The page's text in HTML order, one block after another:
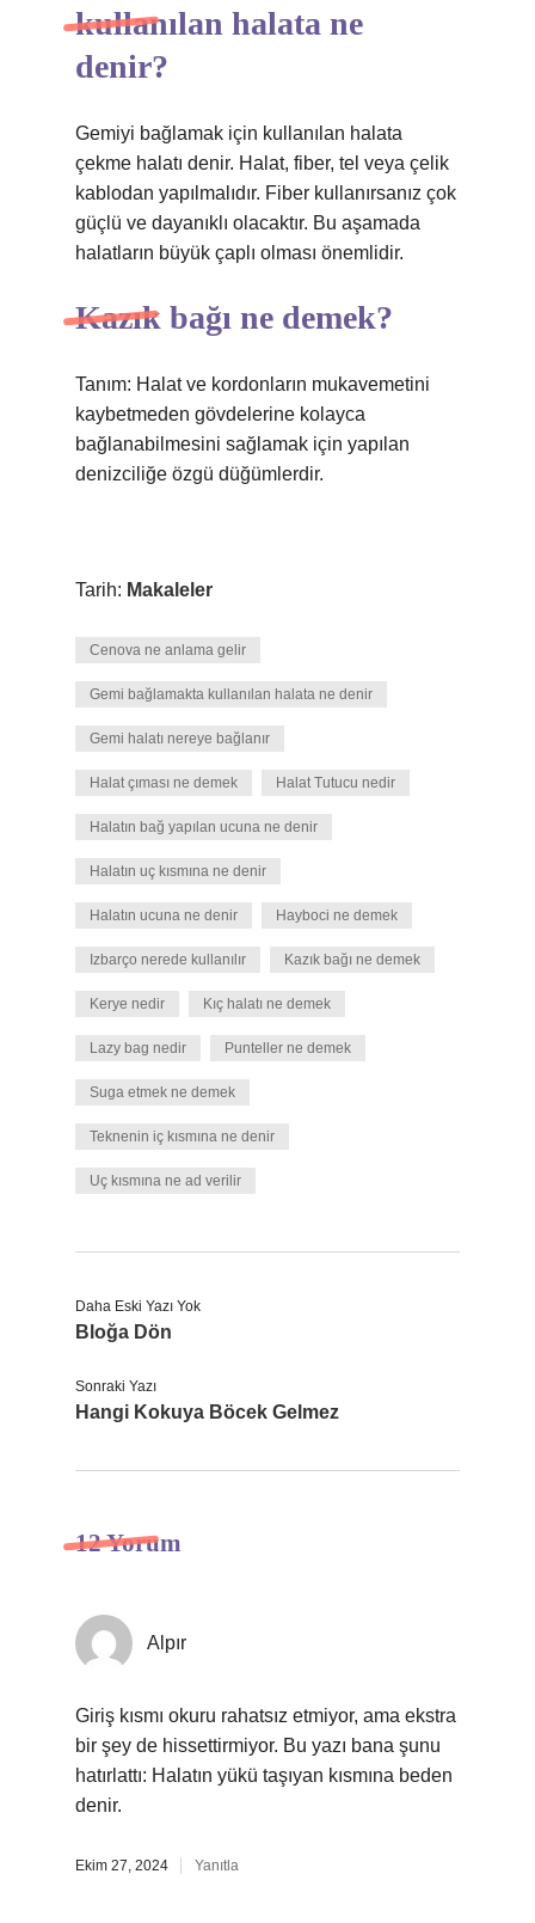
kullanılan halata ne
denir?
Gemiyi bağlamak için kullanılan halata
çekme halatı denir. Halat, fiber, tel veya çelik
kablodan yapılmalıdır. Fiber kullanırsanız çok
güçlü ve dayanıklı olacaktır. Bu aşamada
halatların büyük çaplı olması önemlidir.
Kazık bağı ne demek?
Tanım: Halat ve kordonların mukavemetini
kaybetmeden gövdelerine kolayca
bağlanabilmesini sağlamak için yapılan
denizciliğe özgü düğümlerdir.
Tarih: Makaleler
Cenova ne anlama gelir
Gemi bağlamakta kullanılan halata ne denir
Gemi halatı nereye bağlanır
Halat çıması ne demek Halat Tutucu nedir
Halatın bağ yapılan ucuna ne denir
Halatın uç kısmına ne denir
Halatın ucuna ne denir Hayboci ne demek
Izbarço nerede kullanılır Kazık bağı ne demek
Kerye nedir Kıç halatı ne demek
Lazy bag nedir Punteller ne demek
Suga etmek ne demek
Teknenin iç kısmına ne denir
Uç kısmına ne ad verilir
Daha Eski Yazı Yok
Bloğa Dön
Sonraki Yazı
Hangi Kokuya Böcek Gelmez
12 Yorum
Alpır
Giriş kısmı okuru rahatsız etmiyor, ama ekstra
bir şey de hissettirmiyor. Bu yazı bana şunu
hatırlattı: Halatın yükü taşıyan kısmına beden
denir.
Ekim 27, 2024 Yanıtla